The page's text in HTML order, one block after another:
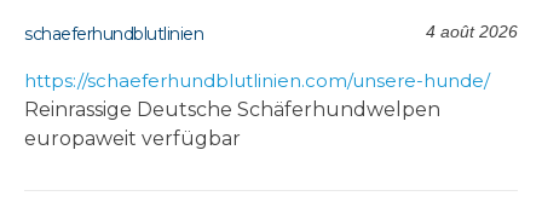
schaeferhundblutlinien 4 août 2026
https://schaeferhundblutlinien.com/unsere-hunde/
Reinrassige Deutsche Schäferhundwelpen
europaweit verfügbar